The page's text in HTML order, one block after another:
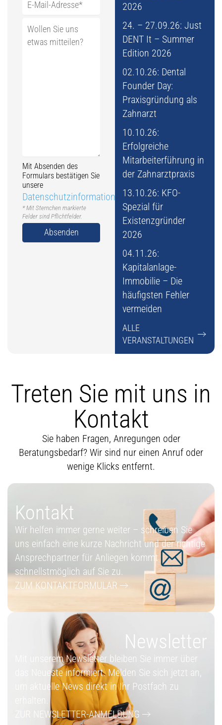
Mit Absenden des
Formulars bestätigen Sie
unsere
Datenschutzinformation
* Mit Sternchen markierte
Felder sind Pflichtfelder.
2026
24. – 27.09.26: Just
DENT It – Summer
Edition 2026
02.10.26: Dental
Founder Day:
Praxisgründung als
Zahnarzt
10.10.26:
Erfolgreiche
Mitarbeiterführung in
der Zahnarztpraxis
13.10.26: KFO-
Spezial für
Existenzgründer
2026
04.11.26:
Kapitalanlage-
Immobilie – Die
häufigsten Fehler
vermeiden
ALLE
VERANSTALTUNGEN
Treten Sie mit uns in
Kontakt
Sie haben Fragen, Anregungen oder
Beratungsbedarf? Wir sind nur einen Anruf oder
wenige Klicks entfernt.
Kontakt
Wir helfen immer gerne weiter – schreiben Sie
uns einfach eine kurze Nachricht und der richtige
Ansprechpartner für Anliegen kommt
schnellstmöglich auf Sie zu.
ZUM KONTAKTFORMULAR
Newsletter
Mit unserem Newsletter bleiben Sie immer über
das Neueste informiert. Melden Sie sich jetzt an,
um aktuelle News direkt in Ihr Postfach zu
erhalten.
ZUR NEWSLETTER-ANMELDUNG